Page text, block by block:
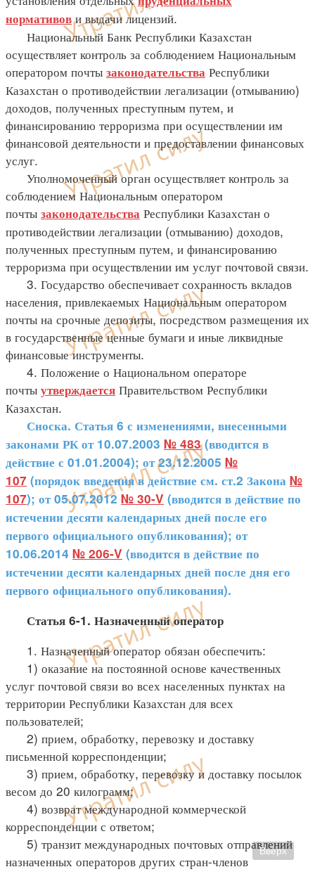
нормативов и выдачи лицензий.
Национальный Банк Республики Казахстан
осуществляет контроль за соблюдением Национальным
оператором почты законодательства Республики
Казахстан о противодействии легализации (отмыванию)
доходов, полученных преступным путем, и
финансированию терроризма при осуществлении им
финансовой деятельности и предоставлении финансовых
услуг.
Уполномоченный орган осуществляет контроль за
соблюдением Национальным оператором
почты законодательства Республики Казахстан о
противодействии легализации (отмыванию) доходов,
полученных преступным путем, и финансированию
терроризма при осуществлении им услуг почтовой связи.
3. Государство обеспечивает сохранность вкладов
населения, привлекаемых Национальным оператором
почты на срочные депозиты, посредством размещения их
в государственные ценные бумаги и иные ликвидные
финансовые инструменты.
4. Положение о Национальном операторе
почты утверждается Правительством Республики
Казахстан.
Сноска. Статья 6 с изменениями, внесенными
законами РК от 10.07.2003 № 483 (вводится в
действие с 01.01.2004); от 23.12.2005 №
107 (порядок введения в действие см. ст.2 Закона №
107); от 05.07.2012 № 30-V (вводится в действие по
истечении десяти календарных дней после его
первого официального опубликования); от
10.06.2014 № 206-V (вводится в действие по
истечении десяти календарных дней после дня его
первого официального опубликования).
Статья 6-1. Назначенный оператор
1. Назначенный оператор обязан обеспечить:
1) оказание на постоянной основе качественных
услуг почтовой связи во всех населенных пунктах на
территории Республики Казахстан для всех
пользователей;
2) прием, обработку, перевозку и доставку
письменной корреспонденции;
3) прием, обработку, перевозку и доставку посылок
весом до 20 килограмм;
4) возврат международной коммерческой
корреспонденции с ответом;
5) транзит международных почтовых отправлений
назначенных операторов других стран-членов
Вверх